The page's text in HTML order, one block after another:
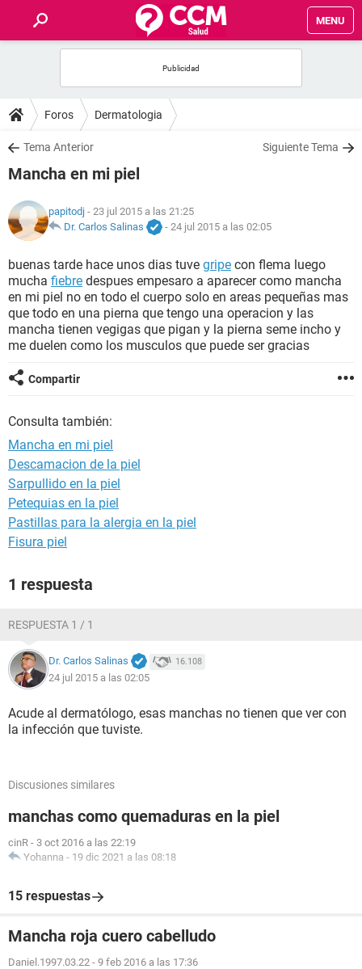
MENU
FOROS
SALUD
NUTRICIÓN
BIENESTAR
SEXUALIDAD
GLOSARIO
Foros Dermatologia
Tema Anterior Siguiente Tema
Mancha en mi piel
papitodj - 23 jul 2015 a las 21:25
Dr. Carlos Salinas
- 24 jul 2015 a las 02:05
buenas tarde hace unos dias tuve gripe con flema luego
mucha fiebre despues empesaro a aparecer como mancha
en mi piel no en todo el cuerpo solo en areas pequeñas mas
que todo en una pierna que tengo una operacion y las
mancha tienen vegigas que pigan y la pierna seme incho y
me duelen como los musculos que puede ser gracias
Compartir
Consulta también:
Mancha en mi piel
Descamacion de la piel
Sarpullido en la piel
Petequias en la piel
Pastillas para la alergia en la piel
Fisura piel
1 respuesta
RESPUESTA 1 / 1
Dr. Carlos Salinas 16.108
24 jul 2015 a las 02:05
Acude al dermatólogo, esas manchas no tienen que ver con
la infección que tuviste.
Discusiones similares
manchas como quemaduras en la piel
cinR - 3 oct 2016 a las 22:19
Yohanna - 19 dic 2021 a las 08:18
15 respuestas
Mancha roja cuero cabelludo
Daniel.1997.03.22 - 9 feb 2016 a las 17:36